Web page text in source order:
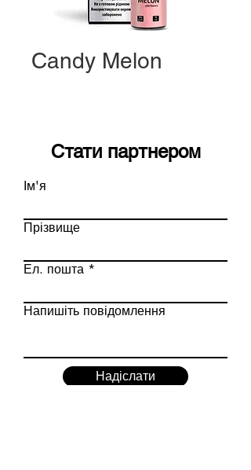
Candy Melon
Стати партнером
Ім'я
Прізвище
Ел. пошта
Напишіть повідомлення
Надіслати